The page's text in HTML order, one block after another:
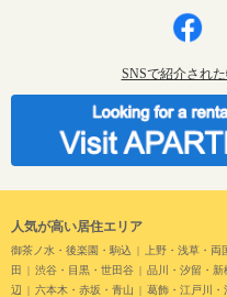
人気が高い居住エリア
御茶ノ水・後楽園・駒込 上野・浅草・両
田
渋谷・目黒・世田谷 品川・汐留・新
辺
六本木・赤坂・青山 葛飾・江戸川・
SNSで紹介され